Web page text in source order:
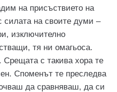
на присъствието на
на своите думи –
изключително
тя ни омагьоса.
Срещата с такива хора те
Споменът те преследва
да сравняваш, да си